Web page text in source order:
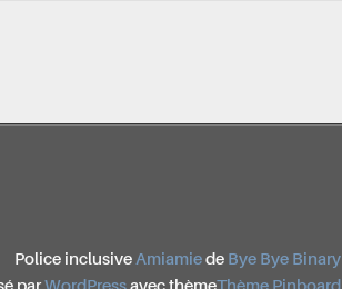
Police inclusive Amiamiede Bye Bye Binary